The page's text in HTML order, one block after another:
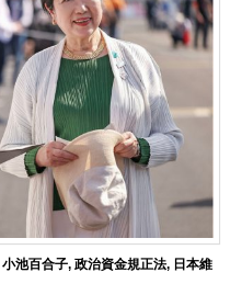
小池百合子, 政治資金規正法, 日本維